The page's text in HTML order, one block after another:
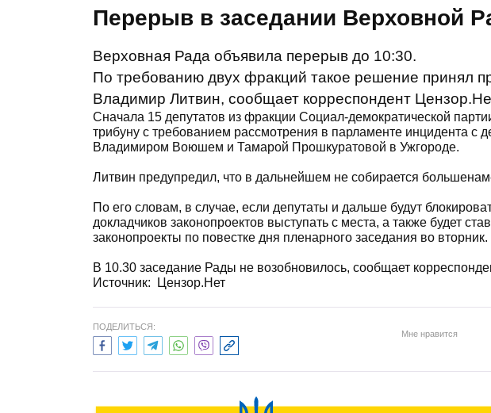
Перерыв в заседании Верховной
Верховная Рада объявила перерыв до 10:30.
По требованию двух фракций такое решение принял
Владимир Литвин, сообщает корреспондент
Сначала 15 депутатов из фракции Социал-демократической
трибуну с требованием рассмотрения в парламенте инцидента
Владимиром Воюшем и Тамарой Прошкуратовой в Ужгороде.
Литвин предупредил, что в дальнейшем не собирается
По его словам, в случае, если депутаты и дальше будут
докладчиков законопроектов выступать с места, а также будет
законопроекты по повестке дня пленарного заседания во вторник.
В 10.30 заседание Рады не возобновилось, сообщает
Источник:
Цензор.Нет
ПОДЕЛИТЬСЯ:
Мне нравится